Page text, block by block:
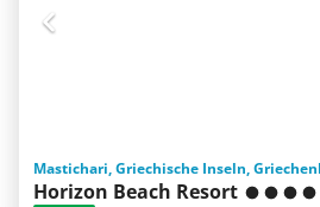
Mastichari, Griechische Inseln,
Horizon Beach Resort